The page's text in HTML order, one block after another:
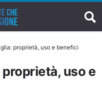
proprietà, uso e benefici
uso e